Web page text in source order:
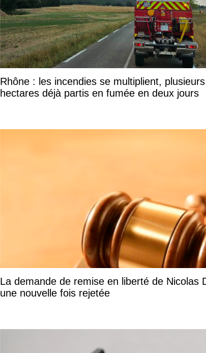
Rhône : les incendies se multiplient, plusieurs
hectares déjà partis en fumée en deux jours
La demande de remise en liberté de Nicolas
une nouvelle fois rejetée